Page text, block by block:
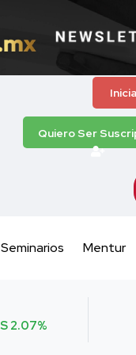
Quiero Ser
Seminarios Mentur
2.07%